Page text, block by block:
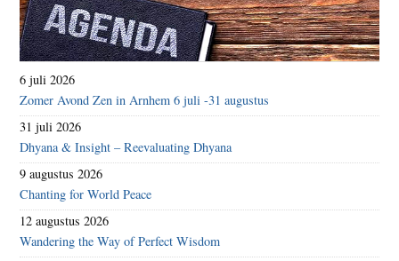
6 juli 2026
Zomer Avond Zen in Arnhem 6 juli -31 augustus
31 juli 2026
Dhyana & Insight – Reevaluating Dhyana
9 augustus 2026
Chanting for World Peace
12 augustus 2026
Wandering the Way of Perfect Wisdom